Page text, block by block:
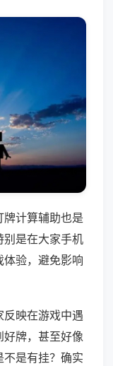
牌计算辅助也是
别是在大家手机
验，避免影响
映在游戏中遇
牌，甚至好像
是有挂？确实